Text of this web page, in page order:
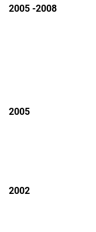
2005 -2008
2005
2002